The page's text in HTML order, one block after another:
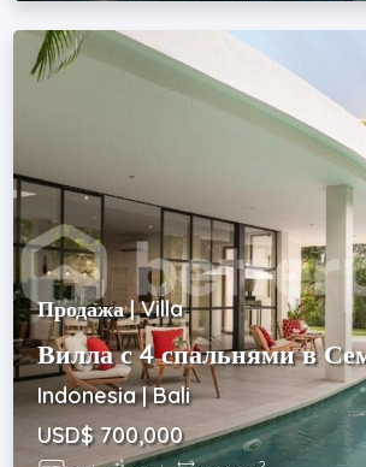
Продажа | Villa
Вилла с 4 спальнями в
Indonesia | Bali
USD$ 700,000